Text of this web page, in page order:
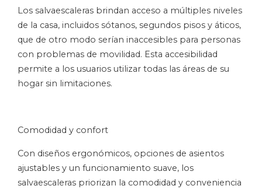
Los salvaescaleras brindan acceso a múltiples niveles
de la casa, incluidos sótanos, segundos pisos y áticos,
que de otro modo serían inaccesibles para personas
con problemas de movilidad. Esta accesibilidad
permite a los usuarios utilizar todas las áreas de su
hogar sin limitaciones.
Comodidad y confort
Con diseños ergonómicos, opciones de asientos
ajustables y un funcionamiento suave, los
salvaescaleras priorizan la comodidad y conveniencia